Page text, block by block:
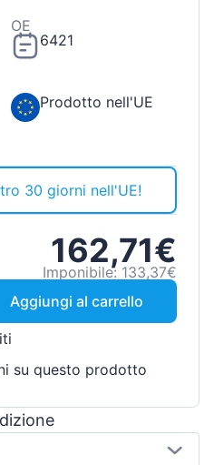
OE
6421
Prodotto nell'UE
30 giorni nell'UE!
162,71€
Imponibile: 133,37€
Aggiungi al carrello
su questo prodotto